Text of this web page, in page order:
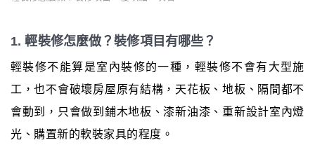
1. 輕裝修怎麼做？裝修項目有哪些？
輕裝修不能算是室內裝修的一種，輕裝修不會有大型施
工，也不會破壞房屋原有結構，天花板、地板、隔間都不
會動到，只會做到鋪木地板、漆新油漆、重新設計室內燈
光、購置新的軟裝家具的程度。